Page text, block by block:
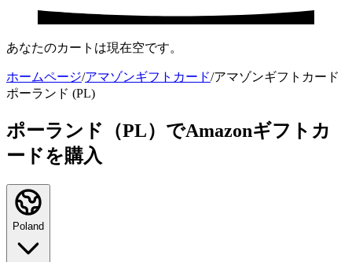
あなたのカートは現在空です。
ホームページ/アマゾンギフトカード/アマゾンギフトカード
ポーランド (PL)
ポーランド（PL）でAmazonギフトカ
ードを購入
Poland